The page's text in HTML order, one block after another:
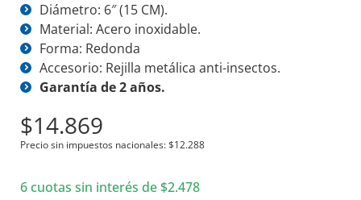
Diámetro: 6″ (15 CM).
Material: Acero inoxidable.
Forma: Redonda
Accesorio: Rejilla metálica anti-insectos.
Garantía de 2 años.
$14.869
Precio sin impuestos nacionales:$12.288
6 cuotas sin interés de $2.478